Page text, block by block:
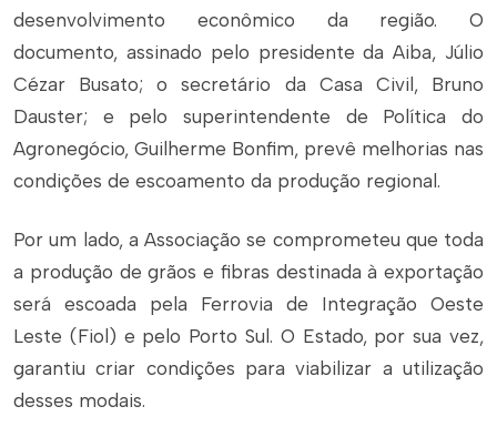
desenvolvimento econômico da região. O
documento, assinado pelo presidente da Aiba, Júlio
Cézar Busato; o secretário da Casa Civil, Bruno
Dauster; e pelo superintendente de Política do
Agronegócio, Guilherme Bonfim, prevê melhorias nas
condições de escoamento da produção regional.
Por um lado, a Associação se comprometeu que toda
a produção de grãos e fibras destinada à exportação
será escoada pela Ferrovia de Integração Oeste
Leste (Fiol) e pelo Porto Sul. O Estado, por sua vez,
garantiu criar condições para viabilizar a utilização
desses modais.